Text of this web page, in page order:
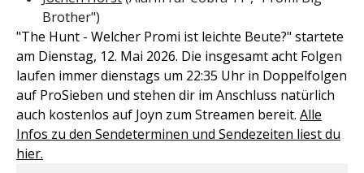
Brother")
"The Hunt - Welcher Promi ist leichte Beute?" startete
am Dienstag, 12. Mai 2026. Die insgesamt acht Folgen
laufen immer dienstags um 22:35 Uhr in Doppelfolgen
auf ProSieben und stehen dir im Anschluss natürlich
auch kostenlos auf Joyn zum Streamen bereit. Alle
Infos zu den Sendeterminen und Sendezeiten liest du
hier.